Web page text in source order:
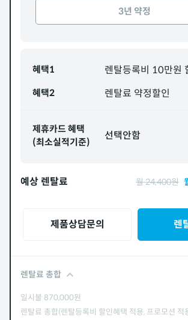
3년 약정
혜택1 렌탈등록비 10만원
혜택2 렌탈료 약정할인
제휴카드 혜택
(최소실적기준)
선택안함
예상 렌탈료 월24,400원
제품상담문의 렌
렌탈료 총합
일시불870,000원
렌탈료 총합(렌탈등록비 할인혜택 적용, 프로모션 적